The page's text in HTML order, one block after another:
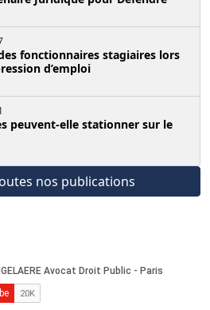
fonctionnaires stagiaires lors
d’emploi
peuvent-elle stationner sur le
nos publications